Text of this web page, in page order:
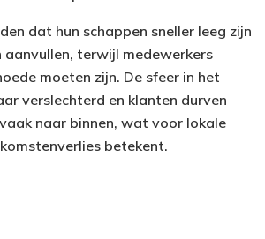
dat hun schappen sneller leeg zijn
terwijl medewerkers
moeten zijn. De sfeer in het
verslechterd en klanten durven
naar binnen, wat voor lokale
betekent.